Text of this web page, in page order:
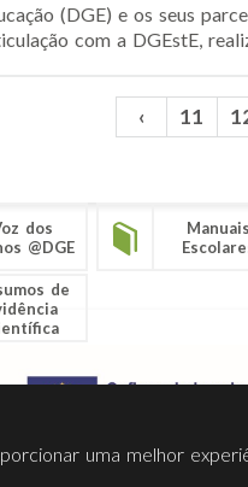
(DGE) e os seus
com a DGEstE,
‹ 11
dos
@DGE
Manuais
de
uma melhor